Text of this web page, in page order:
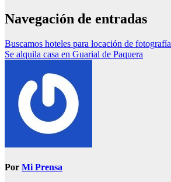
Navegación de entradas
Buscamos hoteles para locación de fotografía
Se alquila casa en Guarial de Paquera
Por Mi Prensa